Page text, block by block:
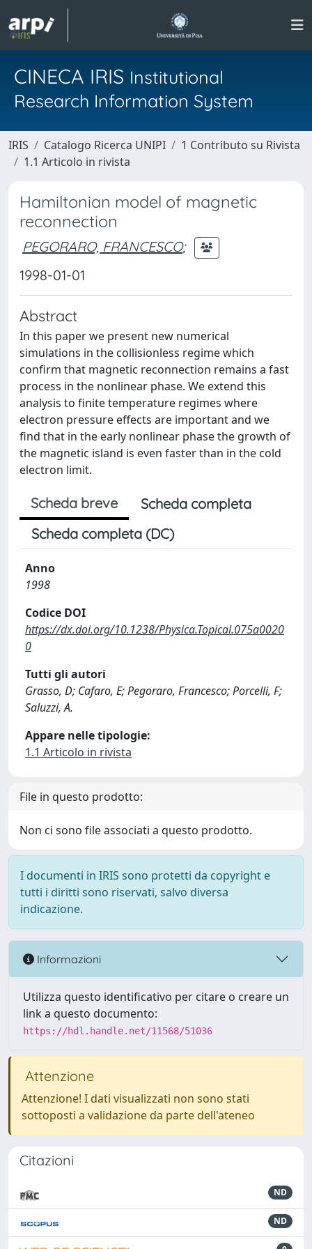
CINECA IRIS Institutional
Research Information System
IRIS Catalogo Ricerca UNIPI
1 Contributo su Rivista
1.1 Articolo in rivista
Hamiltonian model of magnetic
reconnection
PEGORARO, FRANCESCO;
1998-01-01
Abstract
In this paper we present new numerical
simulations in the collisionless regime which
confirm that magnetic reconnection remains a fast
process in the nonlinear phase. We extend this
analysis to finite temperature regimes where
electron pressure effects are important and we
find that in the early nonlinear phase the growth of
the magnetic island is even faster than in the cold
electron limit.
Scheda breve
Scheda completa
Scheda completa (DC)
Anno
1998
Codice DOI
https://dx.doi.org/10.1238/Physica.Topical.075a0020
0
Tutti gli autori
Grasso, D; Cafaro, E; Pegoraro, Francesco; Porcelli, F;
Saluzzi, A.
Appare nelle tipologie:
1.1 Articolo in rivista
File in questo prodotto:
Non ci sono file associati a questo prodotto.
I documenti in IRIS sono protetti da copyright e
tutti i diritti sono riservati, salvo diversa
indicazione.
Informazioni
Utilizza questo identificativo per citare o creare un
link a questo documento:
https://hdl.handle.net/11568/51036
Attenzione
Attenzione! I dati visualizzati non sono stati
sottoposti a validazione da parte dell'ateneo
Citazioni
ND
ND